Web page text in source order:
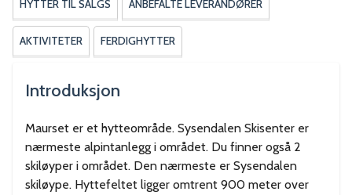
HYTTER TIL SALGS ANBEFALTE LEVERANDØRER
AKTIVITETER FERDIGHYTTER
Introduksjon
Maurset er et hytteområde. Sysendalen Skisenter er
nærmeste alpintanlegg i området. Du finner også 2
skiløyper i området. Den nærmeste er Sysendalen
skiløype. Hyttefeltet ligger omtrent 900 meter over